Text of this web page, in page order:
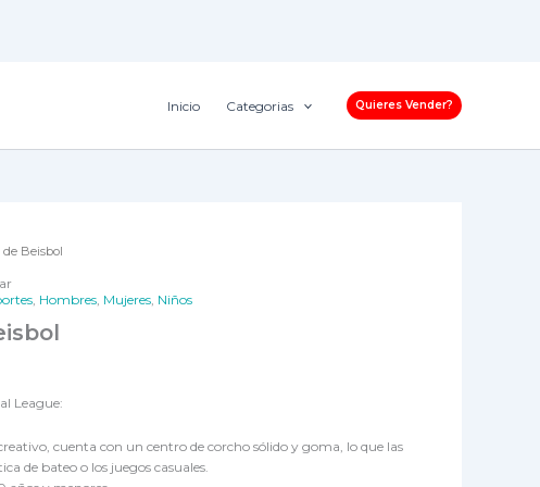
Inicio Categorias Quieres Vender?
Beisbol
, Hombres, Mujeres, Niños
League:
cuenta con un centro de corcho sólido y goma, lo que las
de bateo o los juegos casuales.